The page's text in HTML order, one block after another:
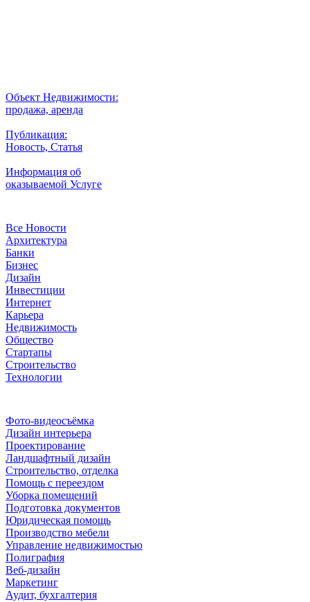
Объект Недвижимости:
продажа, аренда
Публикация:
Новость, Статья
Информация об
оказываемой Услуге
Все Новости
Архитектура
Банки
Бизнес
Дизайн
Инвестиции
Интернет
Карьера
Недвижимость
Общество
Стартапы
Строительство
Технологии
Фото-видеосъёмка
Дизайн интерьера
Проектирование
Ландшафтный дизайн
Строительство, отделка
Помощь с переездом
Уборка помещений
Подготовка документов
Юридическая помощь
Производство мебели
Управление недвижимостью
Полиграфия
Веб-дизайн
Маркетинг
Аудит, бухгалтерия